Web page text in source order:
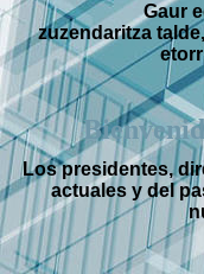
Gaur
zuzendaritza
Los presidentes,
actuales y del